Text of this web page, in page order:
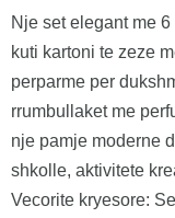
Nje set elegant me
kuti kartoni te zeze
perparme per
rrumbullaket me
nje pamje moderne
shkolle, aktivitete
Vecorite kryesore: